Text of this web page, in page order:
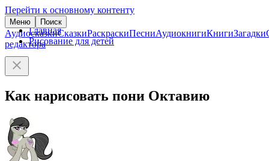
Перейти к основному контенту
Меню Поиск
АудиосказкиСказкиРаскраскиПесниАудиокнигиКнигиЗагадки
редактора
Главная
Рисование для детей
Как нарисовать пони Октавию